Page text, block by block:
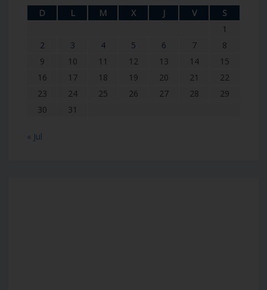
D L M X J V
S
1
2
3 4 5 6 7
8
9
10 11 12 13 14
15
16
17 18 19 20 21
22
23
24 25 26 27 28
29
30
31
« Jul